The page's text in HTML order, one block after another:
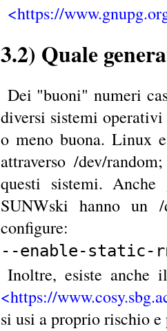
<https://
3.2) Quale
Dei "buoni" numeri
diversi sistemi
o meno buona. Linux
attraverso /dev/
questi sistemi.
SUNWski hanno un
configure:
--enable-static-
Inoltre, esiste anche
<https://
si usi a proprio rischio